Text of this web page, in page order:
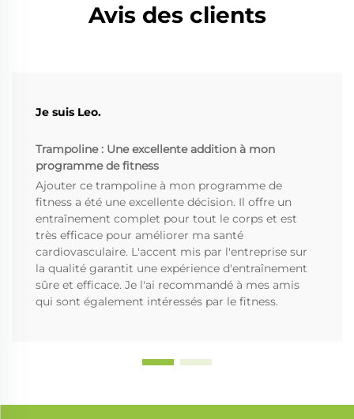
Avis des clients
Je suis Leo.
Trampoline : Une excellente addition à mon
programme de fitness
Ajouter ce trampoline à mon programme de
fitness a été une excellente décision. Il offre un
entraînement complet pour tout le corps et est
très efficace pour améliorer ma santé
cardiovasculaire. L'accent mis par l'entreprise sur
la qualité garantit une expérience d'entraînement
sûre et efficace. Je l'ai recommandé à mes amis
qui sont également intéressés par le fitness.